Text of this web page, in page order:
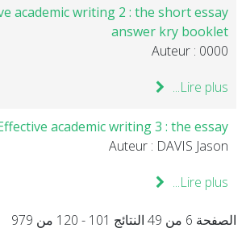
academic writing 2 : the short essay
answer kry booklet
Auteur : 0000
Lire plus...
academic writing 3 : the essay
Auteur : DAVIS Jason
Lire plus...
الصفحة 6 من 49 النتائج 101 - 120 من 979